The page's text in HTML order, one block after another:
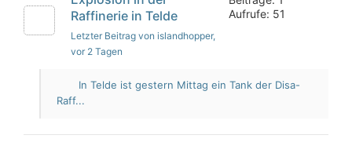
Raffinerie in Telde
Letzter Beitrag von islandhopper,
vor 2 Tagen
Aufrufe: 51
In Telde ist gestern Mittag ein Tank der Disa-
Raff...